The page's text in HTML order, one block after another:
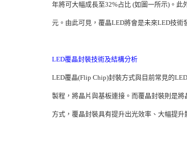
年將可大幅成長至32%占比 (如圖一所示)。
元。由此可見，覆晶LED將會是未來LED技術
LED覆晶封裝技術及結構分析
LED覆晶(Flip Chip)封裝方式與目前常見的
製程，將晶片與基板連接。而覆晶封裝則是
方式，覆晶封裝具有提升出光效率、大幅提